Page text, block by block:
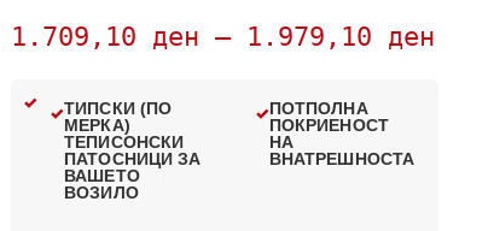
1.709,10 ден – 1.979,10 ден
ТИПСКИ (ПО
МЕРКА)
ТЕПИСОНСКИ
ПАТОСНИЦИ ЗА
ВАШЕТО
ВОЗИЛО
ПОТПОЛНА
ПОКРИЕНОСТ
НА
ВНАТРЕШНОСТА